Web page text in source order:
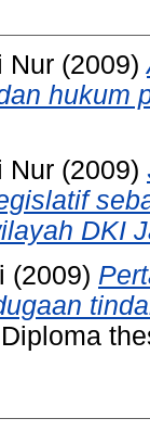
Nur (2009)
hukum
Nur (2009)
DKI
(2009)
Diploma